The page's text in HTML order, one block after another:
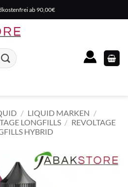
ab 90,00€
/ LIQUID MARKEN /
LONGFILLS / REVOLTAGE
HYBRID